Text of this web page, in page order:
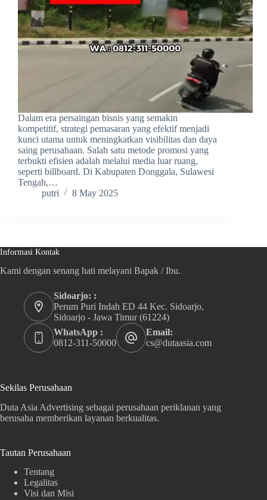
Dalam era persaingan bisnis yang semakin
kompetitif, strategi pemasaran yang efektif menjadi
kunci utama untuk meningkatkan visibilitas dan daya
saing perusahaan. Salah satu metode promosi yang
terbukti efisien adalah melalui media luar ruang,
seperti billboard. Di Kabupaten Donggala, Sulawesi
Tengah,…
putri
8 May 2025
Informasi Kontak
Kami dengan senang hati melayani Bapak / Ibu.
Sidoarjo: :
Perum Puri Indah ED 44 Kec. Sidoarjo,
Sidoarjo - Jawa Timur (61224)
WhatsApp :
0812-311-50000
Email:
cs@dutaasia.com
Sekilas Perusahaan
Duta Asia Advertising sebagai perusahaan periklanan yang
berusaha memberikan layanan berkualitas.
Tautan Perusahaan
Tentang
Legalitas
Visi dan Misi